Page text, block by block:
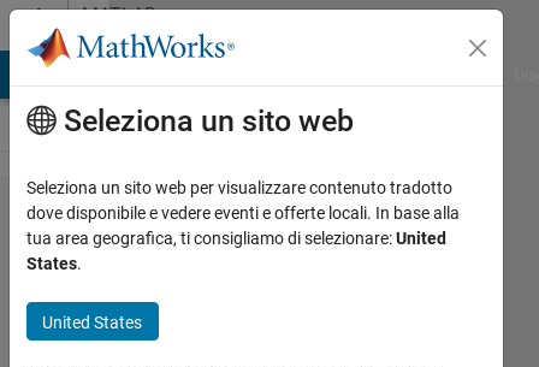
Vai al contenutoMATLAB
Answers
object
classes
layer must be
Seleziona un sito web
Seleziona un sito web per visualizzare contenuto tradotto
dove disponibile e vedere eventi e offerte locali. In base alla
tua area geografica, ti consigliamo di selezionare:United
States.
United States